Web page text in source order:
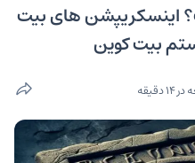
اینسکریپشن های بیت
بیت کوین
دقیقه